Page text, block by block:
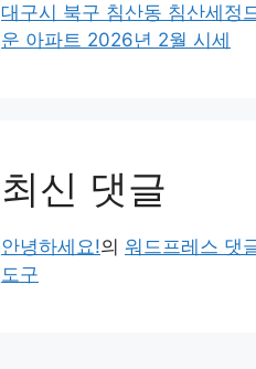
대구시 북구 침산동 침산세정
운 아파트 2026년 2월 시세
최신 댓글
안녕하세요!의 워드프레스 댓
도구